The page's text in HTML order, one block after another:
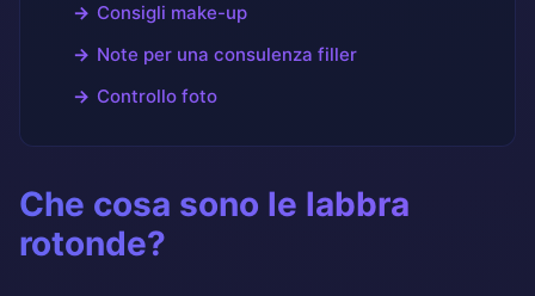
Consigli make-up
Note per una consulenza filler
Controllo foto
Che cosa sono le labbra
rotonde?